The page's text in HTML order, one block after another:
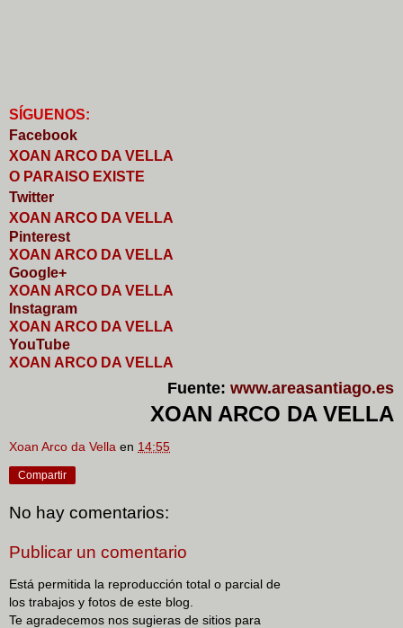
S GUENOS:
Facebook
XOAN ARCO DA VELLA
O PARAISO EXISTE
Twitter
XOAN ARCO DA VELLA
Pinterest
XOAN ARCO DA VELLA
Google+
XOAN ARCO DA VELLA
nstagram
XOAN ARCO DA VELLA
YouTube
XOAN ARCO DA VELLA
Fuente: www.areasantiago.es
XOAN ARCO DA VELLA
Xoan Arco da Vella en 14:55
Compartir
No hay comentarios:
Publicar un comentario
Está permitida la reproducción total o parcial de
los trabajos y fotos de este blog.
Te agradecemos nos sugieras de sitios para